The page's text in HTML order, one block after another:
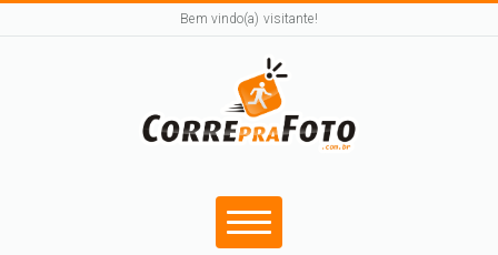
Bem vindo(a) visitante!